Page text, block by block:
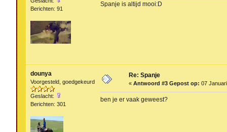
Berichten: 91
Spanje is altijd mooi:D
dounya
Voorgesteld, goedgekeurd
Geslacht:
Berichten: 301
Re: Spanje
« Antwoord #3 Gepost op: 07
ben je er vaak geweest?